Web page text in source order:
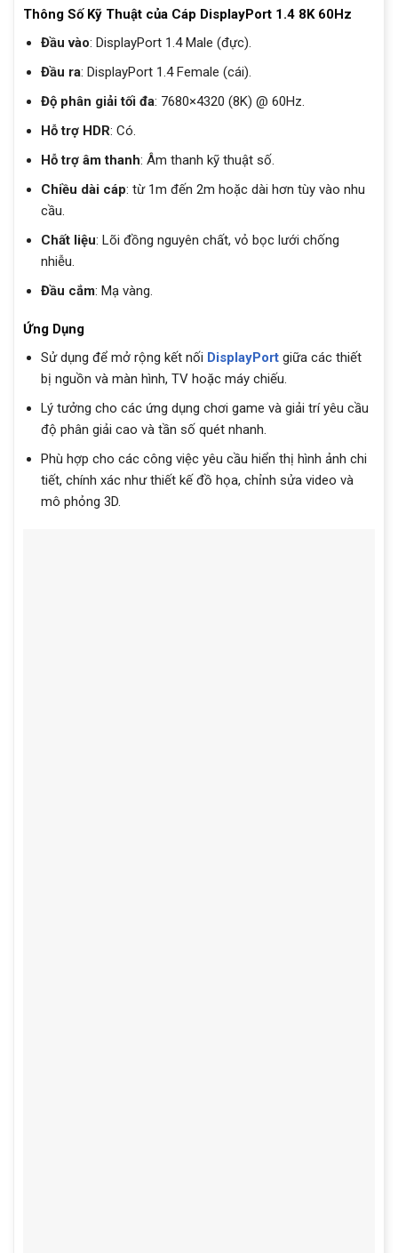
Thông Số Kỹ Thuật của Cáp DisplayPort 1.4 8K 60Hz
Đầu vào: DisplayPort 1.4 Male (đực).
Đầu ra: DisplayPort 1.4 Female (cái).
Độ phân giải tối đa: 7680×4320 (8K) @ 60Hz.
Hỗ trợ HDR: Có.
Hỗ trợ âm thanh: Âm thanh kỹ thuật số.
Chiều dài cáp: từ 1m đến 2m hoặc dài hơn tùy vào nhu
cầu.
Chất liệu: Lõi đồng nguyên chất, vỏ bọc lưới chống
nhiễu.
Đầu cắm: Mạ vàng.
Ứng Dụng
Sử dụng để mở rộng kết nối DisplayPortgiữa các thiết
bị nguồn và màn hình, TV hoặc máy chiếu.
Lý tưởng cho các ứng dụng chơi game và giải trí yêu cầu
độ phân giải cao và tần số quét nhanh.
Phù hợp cho các công việc yêu cầu hiển thị hình ảnh chi
tiết, chính xác như thiết kế đồ họa, chỉnh sửa video và
mô phỏng 3D.